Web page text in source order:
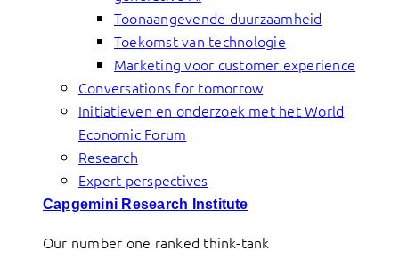
Toonaangevende duurzaamheid
Toekomst van technologie
Marketing voor customer experience
Conversations for tomorrow
Initiatieven en onderzoek met het World
Economic Forum
Research
Expert perspectives
Capgemini Research Institute
Our number one ranked think-tank